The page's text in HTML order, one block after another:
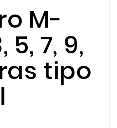
M-
5, 7, 9,
tipo